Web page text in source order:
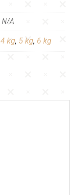
N/A
4 kg, 5 kg, 6 kg